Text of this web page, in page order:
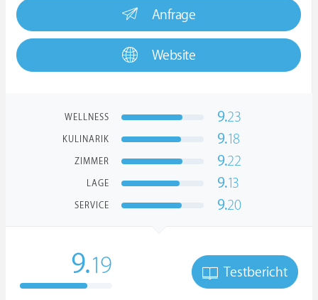
Anfrage
Website
WELLNESS 9.23
KULINARIK 9.18
ZIMMER 9.22
LAGE 9.13
SERVICE 9.20
9.19 Testbericht